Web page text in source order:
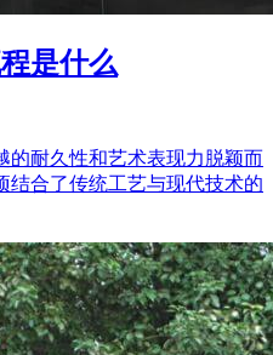
是什么
的耐久性和艺术表现力脱颖而
结合了传统工艺与现代技术的